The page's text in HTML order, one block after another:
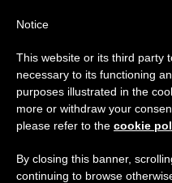
ETIQUETA
Posts
Agosto’
Aviso
Del 27 de julio al 7
anual, aprovechando
se generan menos
Notice
This website or its third party
necessary to its functioning
purposes illustrated in the
more or withdraw your
please refer to the cookie
By closing this banner,
continuing to browse